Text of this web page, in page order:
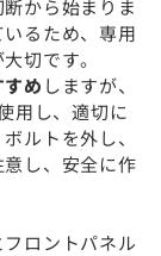
から始まりま
るため、専用
切です。
め しますが、
用し、適切に
ルトを外し、
し、安全に作
ロントパネル